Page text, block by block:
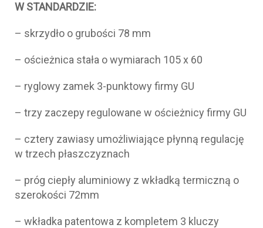
W STANDARDZIE:
– skrzydło o grubości 78 mm
– ościeżnica stała o wymiarach 105 x 60
– ryglowy zamek 3-punktowy firmy GU
– trzy zaczepy regulowane w ościeżnicy firmy GU
– cztery zawiasy umożliwiające płynną regulację
w trzech płaszczyznach
– próg ciepły aluminiowy z wkładką termiczną o
szerokości 72mm
– wkładka patentowa z kompletem 3 kluczy